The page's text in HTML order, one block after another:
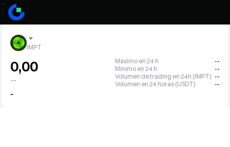
IMPT
0,00
--
-
Máximo en 24 h
--
Mínimo en 24 h
--
Volumen de trading en 24h (IMPT) --
Volumen en 24 horas (USDT)
--